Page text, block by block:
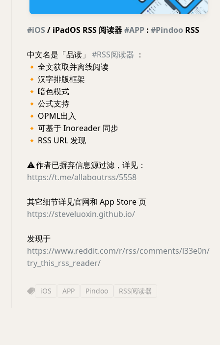
#iOS / iPadOS RSS 阅读器#APP : #Pindoo RSS
中文名是「品读」 #RSS阅读器 ：
🔸 全文获取并离线阅读
🔸 汉字排版框架
🔸 暗色模式
🔸 公式支持
🔸 OPML出入
🔸 可基于 Inoreader 同步
🔸 RSS URL 发现
⚠️作者已摒弃信息源过滤，详见：
https://t.me/allaboutrss/5558
其它细节详见官网和 App Store 页
https://steveluoxin.github.io/
发现于
https://www.reddit.com/r/rss/comments/l33e0n/
try_this_rss_reader/
iOS APP Pindoo RSS阅读器